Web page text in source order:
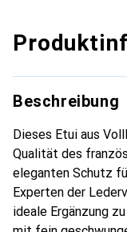
Beschreibung
Dieses Etui aus
Qualität des
eleganten Schutz
Experten der
ideale Ergänzung